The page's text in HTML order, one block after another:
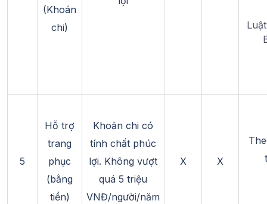
(Khoán
chi)
5
Hỗ trợ
trang
phục
(bằng
tiền)
Khoản chi có
tính chất phúc
lợi. Không vượt
quá 5 triệu
VNĐ/người/năm
X X